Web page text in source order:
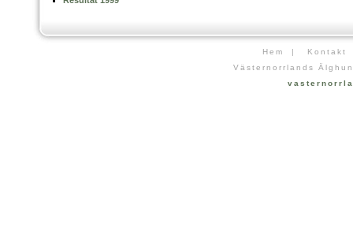
Hem |
Kontakt
Västernorrlands